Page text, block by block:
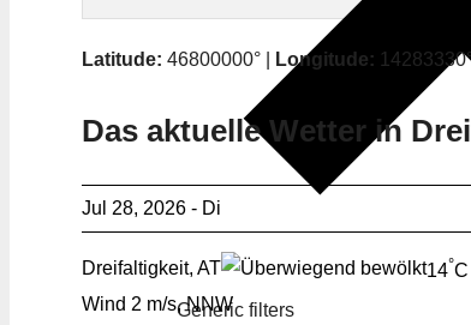
Generic filters
Latitude: 46800000° | Longitude:
Das aktuelle Wetter in
Jul 28, 2026 - Di
Dreifaltigkeit, AT 14°C
Wind 2 m/s, NNW